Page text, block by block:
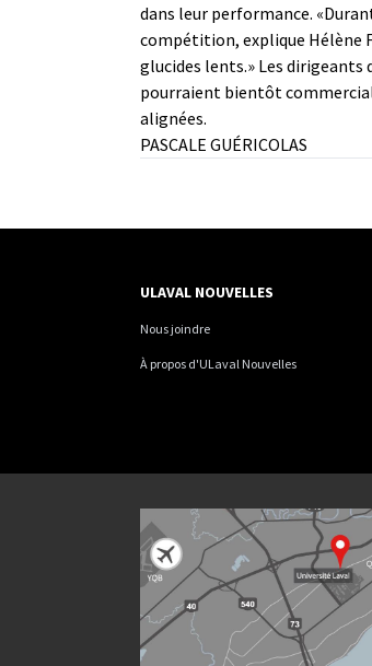
dans leur performance.
compétition, explique Hélène
glucides lents.» Les
pourraient bientôt
alignées.
PASCALE GUÉRICOLAS
ULAVAL NOUVELLES
Nous joindre
À propos d'ULaval Nouvelles